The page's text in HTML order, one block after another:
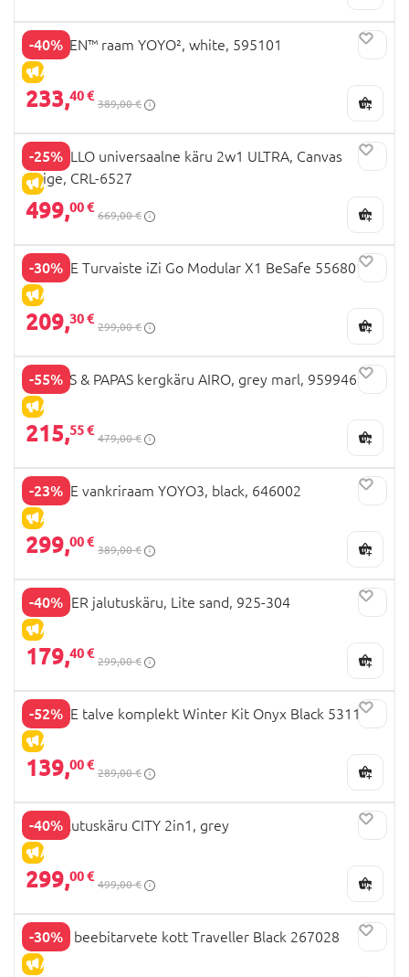
-40%
ALLAHINDLUS
BABYZEN™ raam YOYO², white, 595101
233,40 €
389,00 €
-25%
ALLAHINDLUS
CARRELLO universaalne käru 2w1 ULTRA, Canvas
Beige, CRL-6527
499,00 €
669,00 €
-30%
ALLAHINDLUS
STOKKE Turvaiste iZi Go Modular X1 BeSafe 556801
209,30 €
299,00 €
-55%
ALLAHINDLUS
MAMAS & PAPAS kergkäru AIRO, grey marl, 959946200
215,55 €
479,00 €
-23%
ALLAHINDLUS
STOKKE vankriraam YOYO3, black, 646002
299,00 €
389,00 €
-40%
ALLAHINDLUS
GLOBBER jalutuskäru, Lite sand, 925-304
179,40 €
299,00 €
-52%
ALLAHINDLUS
STOKKE talve komplekt Winter Kit Onyx Black 531101
139,00 €
289,00 €
-40%
ALLAHINDLUS
Milli jalutuskäru CITY 2in1, grey
299,00 €
499,00 €
-30%
ALLAHINDLUS
JOOLZ beebitarvete kott Traveller Black 267028